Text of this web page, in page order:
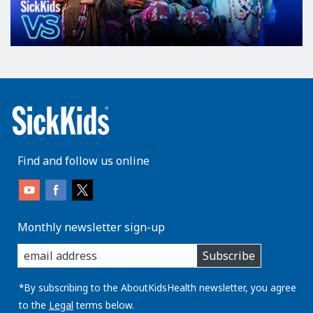
Find and follow us online
Monthly newsletter sign-up
enter
you
email
address:
Subscribe
*By subscribing to the AboutKidsHealth newsletter, you agree
to the Legal terms below.